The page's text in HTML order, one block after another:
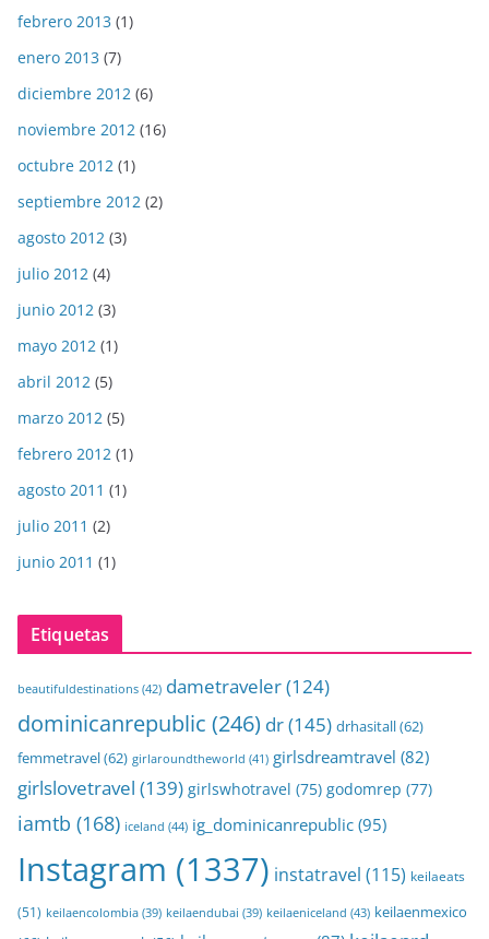
febrero 2013 (1)
enero 2013 (7)
diciembre 2012 (6)
noviembre 2012 (16)
octubre 2012 (1)
septiembre 2012 (2)
agosto 2012 (3)
julio 2012 (4)
junio 2012 (3)
mayo 2012 (1)
abril 2012 (5)
marzo 2012 (5)
febrero 2012 (1)
agosto 2011 (1)
julio 2011 (2)
junio 2011 (1)
Etiquetas
beautifuldestinations (42) dametraveler(124)
dominicanrepublic (246) dr(145) drhasitall(62)
femmetravel(62) girlaroundtheworld (41) girlsdreamtravel (82)
girlslovetravel (139) girlswhotravel (75) godomrep (77)
iamtb (168) iceland (44) ig_dominicanrepublic (95)
Instagram (1337) instatravel (115) keilaeats
(51) keilaencolombia (39) keilaendubai (39) keilaeniceland (43) keilaenmexico